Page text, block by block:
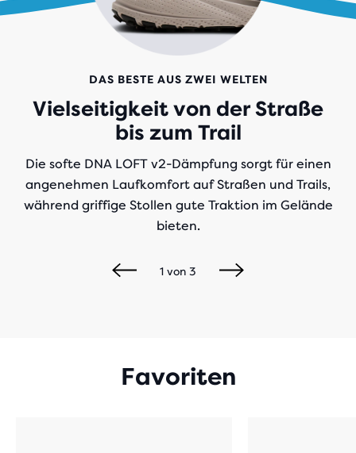
DAS BESTE AUS ZWEI WELTEN
Vielseitigkeit von der Straße
bis zum Trail
Die softe DNA LOFT v2-Dämpfung sorgt für einen
angenehmen Laufkomfort auf Straßen und Trails,
während griffige Stollen gute Traktion im Gelände
bieten.
1 von 3
Favoriten